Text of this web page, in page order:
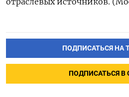
ПОДПИСАТЬСЯ НА
ПОДПИСАТЬСЯ В